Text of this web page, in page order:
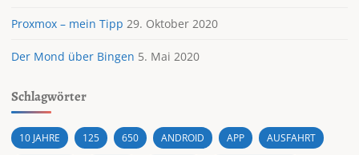
Proxmox – mein Tipp 29. Oktober 2020
Der Mond über Bingen 5. Mai 2020
Schlagwörter
10 JAHRE 125 650 ANDROID APP AUSFAHRT